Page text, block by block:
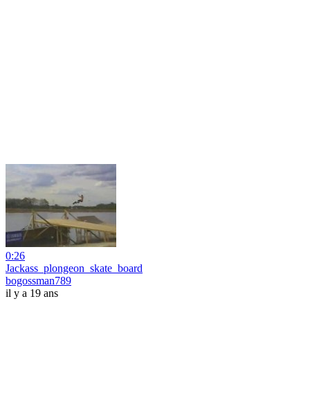
0:26
Jackass_plongeon_skate_board
bogossman789
il y a 19 ans